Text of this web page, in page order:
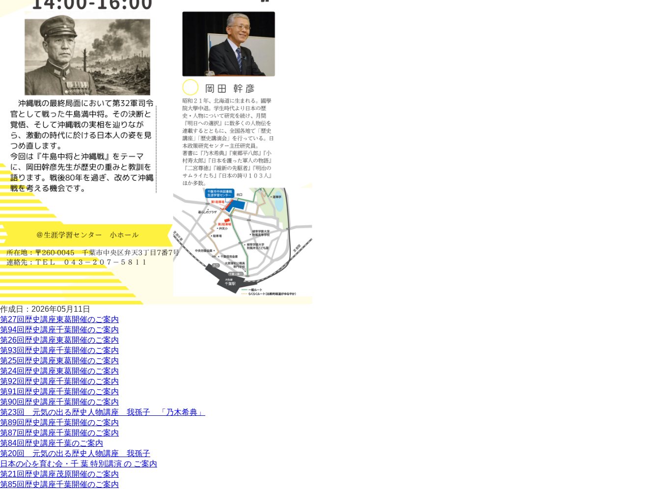
作成日：2026年05月11日
第27回歴史講座東葛開催のご案内
第94回歴史講座千葉開催のご案内
第26回歴史講座東葛開催のご案内
第93回歴史講座千葉開催のご案内
第25回歴史講座東葛開催のご案内
第24回歴史講座東葛開催のご案内
第92回歴史講座千葉開催のご案内
第91回歴史講座千葉開催のご案内
第90回歴史講座千葉開催のご案内
第23回 元気の出る歴史人物講座 我孫子 「乃木希典」
第89回歴史講座千葉開催のご案内
第87回歴史講座千葉開催のご案内
第84回歴史講座千葉のご案内
第20回 元気の出る歴史人物講座 我孫子
日本の心を育む会・千 葉 特別講演 の ご案内
第21回歴史講座茂原開催のご案内
第85回歴史講座千葉開催のご案内